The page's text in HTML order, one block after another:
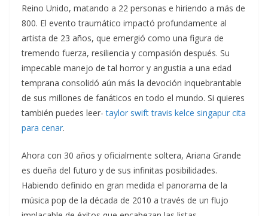
Reino Unido, matando a 22 personas e hiriendo a más de
800. El evento traumático impactó profundamente al
artista de 23 años, que emergió como una figura de
tremendo fuerza, resiliencia y compasión después. Su
impecable manejo de tal horror y angustia a una edad
temprana consolidó aún más la devoción inquebrantable
de sus millones de fanáticos en todo el mundo. Si quieres
también puedes leer-taylor swift travis kelce singapur cita
para cenar.
Ahora con 30 años y oficialmente soltera, Ariana Grande
es dueña del futuro y de sus infinitas posibilidades.
Habiendo definido en gran medida el panorama de la
música pop de la década de 2010 a través de un flujo